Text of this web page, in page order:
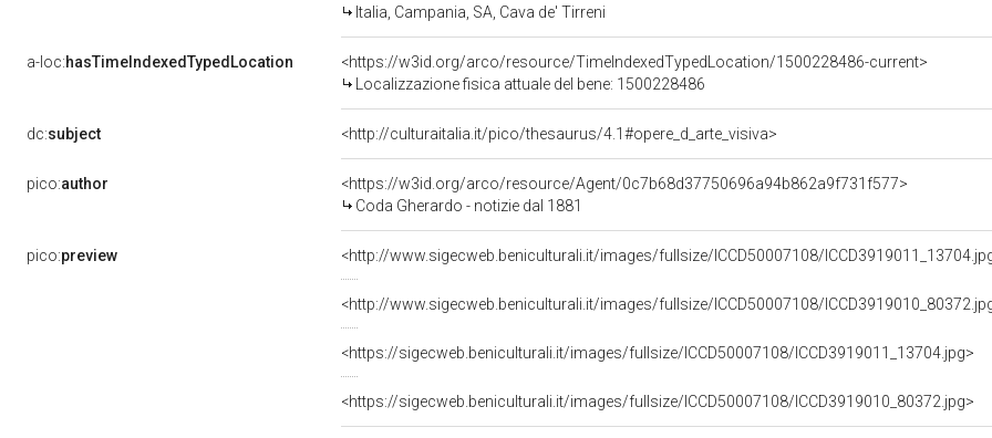
Italia, Campania, SA, Cava de' Tirreni
a-loc:hasTimeIndexedTypedLocation
<https://w3id.org/arco/resource/TimeIndexedTypedLocation/1500228486-current>
Localizzazione fisica attuale del bene: 1500228486
dc:subject <http://culturaitalia.it/pico/thesaurus/4.1#opere_d_arte_visiva>
pico:author
<https://w3id.org/arco/resource/Agent/0c7b68d37750696a94b862a9f731f577>
Coda Gherardo - notizie dal 1881
pico:preview <http://www.sigecweb.beniculturali.it/images/fullsize/ICCD50007108/
<http://www.sigecweb.beniculturali.it/images/fullsize/ICCD50007108/
<https://sigecweb.beniculturali.it/images/fullsize/ICCD50007108/ICCD3919011_13704.jpg>
<https://sigecweb.beniculturali.it/images/fullsize/ICCD50007108/ICCD3919010_80372.jpg>